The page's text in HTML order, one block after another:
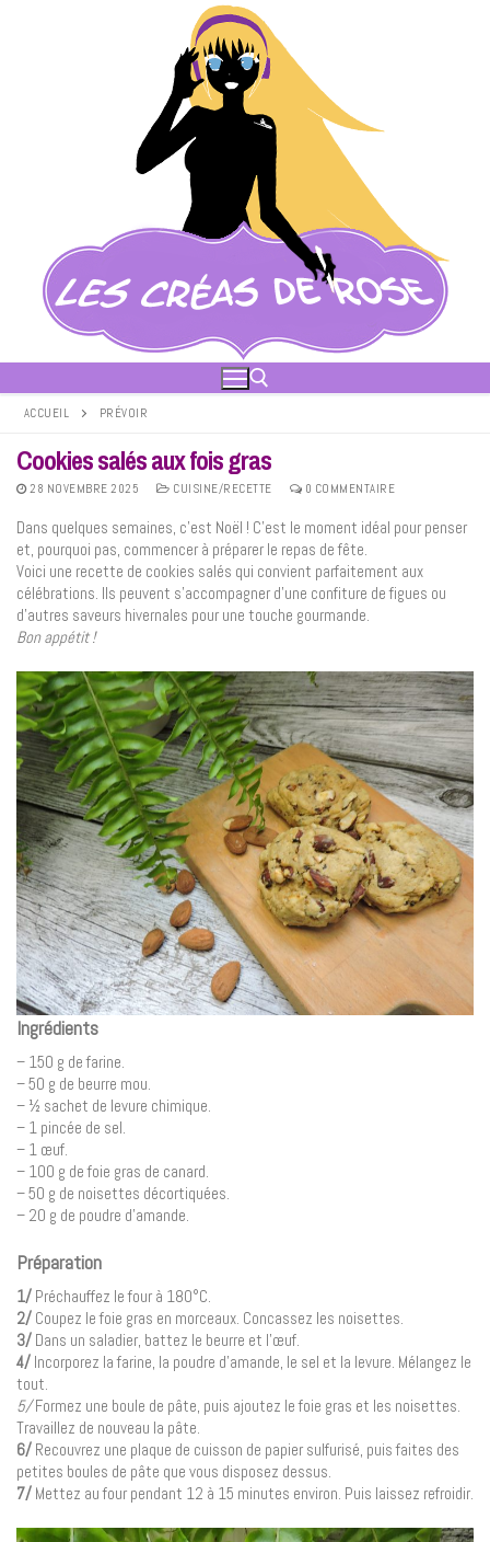
Rechercher :
ACCUEIL PRÉVOIR
Cookies salés aux fois gras
28 NOVEMBRE 2025 CUISINE/RECETTE 0 COMMENTAIRE
Dans quelques semaines, c’est Noël ! C’est le moment idéal pour penser
et, pourquoi pas, commencer à préparer le repas de fête.
Voici une recette de cookies salés qui convient parfaitement aux
célébrations. Ils peuvent s’accompagner d’une confiture de figues ou
d’autres saveurs hivernales pour une touche gourmande.
Bon appétit !
Ingrédients
– 150 g de farine.
– 50 g de beurre mou.
– ½ sachet de levure chimique.
– 1 pincée de sel.
– 1 œuf.
– 100 g de foie gras de canard.
– 50 g de noisettes décortiquées.
– 20 g de poudre d’amande.
Préparation
1/ Préchauffez le four à 180°C.
2/ Coupez le foie gras en morceaux. Concassez les noisettes.
3/ Dans un saladier, battez le beurre et l’œuf.
4/ Incorporez la farine, la poudre d’amande, le sel et la levure. Mélangez le
tout.
5/Formez une boule de pâte, puis ajoutez le foie gras et les noisettes.
Travaillez de nouveau la pâte.
6/ Recouvrez une plaque de cuisson de papier sulfurisé, puis faites des
petites boules de pâte que vous disposez dessus.
7/ Mettez au four pendant 12 à 15 minutes environ. Puis laissez refroidir.